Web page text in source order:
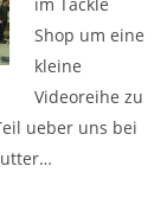
Shop um eine
kleine
Videoreihe zu
ueber uns bei